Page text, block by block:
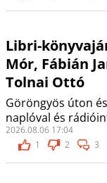
Libri-
Mór, Fábián
Tolnai Ottó
Göröngyös úton
naplóval és
2026.08.06 17:04
1
2 3